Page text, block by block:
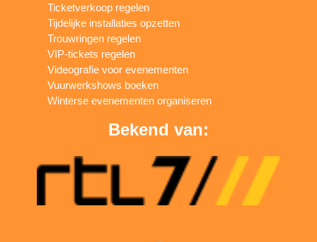
Ticketverkoop regelen
Tijdelijke installaties opzetten
Trouwringen regelen
VIP-tickets regelen
Videografie voor evenementen
Vuurwerkshows boeken
Winterse evenementen organiseren
Bekend van: